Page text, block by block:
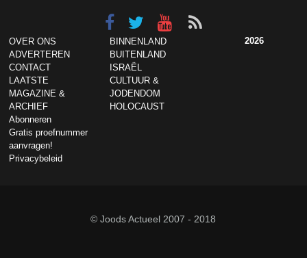
OVER ONS
ADVERTEREN
CONTACT
LAATSTE
MAGAZINE &
ARCHIEF
Abonneren
Gratis proefnummer
aanvragen!
Privacybeleid
BINNENLAND
BUITENLAND
ISRAËL
CULTUUR &
JODENDOM
HOLOCAUST
2026
© Joods Actueel 2007 - 2018